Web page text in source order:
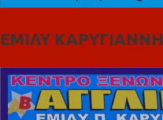
ΕΜΙΛΥ ΚΑΡΥΓΙΑΝΝΗ